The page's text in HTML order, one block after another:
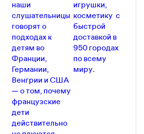
наши
слушательницы
говорят о
подходах к
детям во
Франции,
Германии,
Венгрии и США
— о том, почему
французские
дети
действительно
игрушки,
косметику с
быстрой
доставкой в
950 городах
по всему
миру.